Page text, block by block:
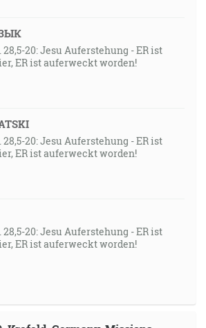
20: Jesu Auferstehung - ER ist
ER ist auferweckt worden!
20: Jesu Auferstehung - ER ist
ER ist auferweckt worden!
20: Jesu Auferstehung - ER ist
ER ist auferweckt worden!